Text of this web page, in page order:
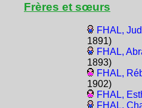
Frères et sœurs
FHAL,
1891)
FHAL,
1893)
FHAL,
1902)
FHAL,
FHAL,